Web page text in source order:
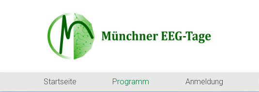
Startseite Programm Anmeldung